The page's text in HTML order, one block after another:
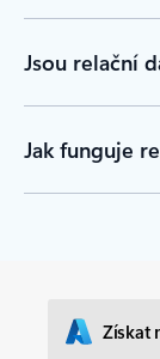
Jsou relační
Jak funguje
Získat